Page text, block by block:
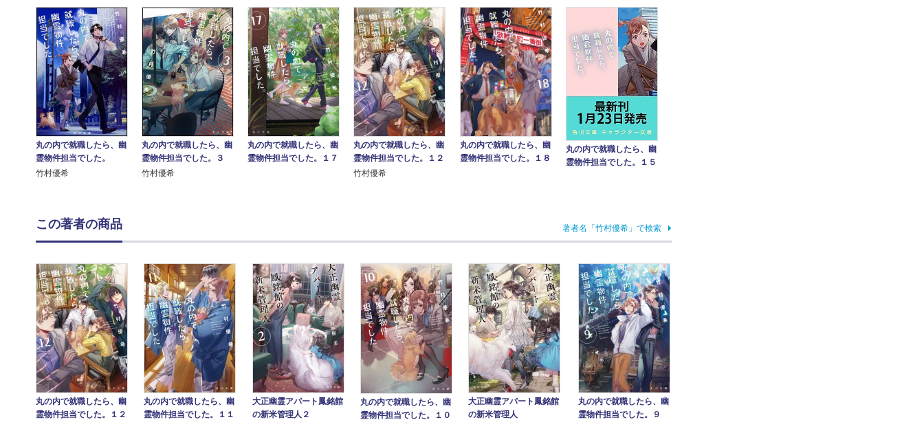
丸の内で就職したら、幽
霊物件担当でした。
竹村優希
丸の内で就職したら、幽
霊物件担当でした。３
竹村優希
丸の内で就職したら、幽
霊物件担当でした。１７
丸の内で就職したら、幽
霊物件担当でした。１２
竹村優希
丸の内で就職したら、幽
霊物件担当でした。１８
丸の内で就職したら、幽
霊物件担当でした。１５
この著者の商品 著者名「竹村優希」で検索
丸の内で就職したら、幽
霊物件担当でした。１２
丸の内で就職したら、幽
霊物件担当でした。１１
大正幽霊アパート鳳銘館
の新米管理人２
丸の内で就職したら、幽
霊物件担当でした。１０
大正幽霊アパート鳳銘館
の新米管理人
丸の内で就職したら、幽
霊物件担当でした。９